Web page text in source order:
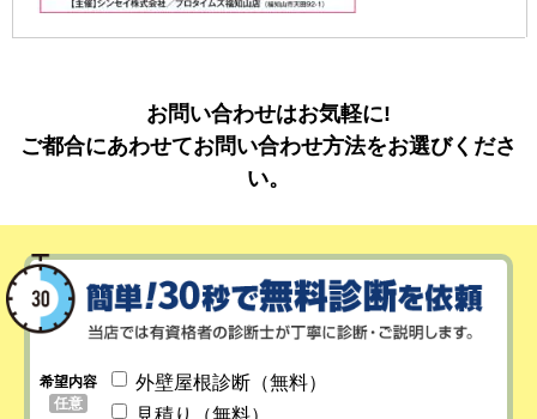
お問い合わせはお気軽に!
ご都合にあわせてお問い合わせ方法をお選びくださ
い。
希望内容
任意
外壁屋根診断（無料）
見積り（無料）